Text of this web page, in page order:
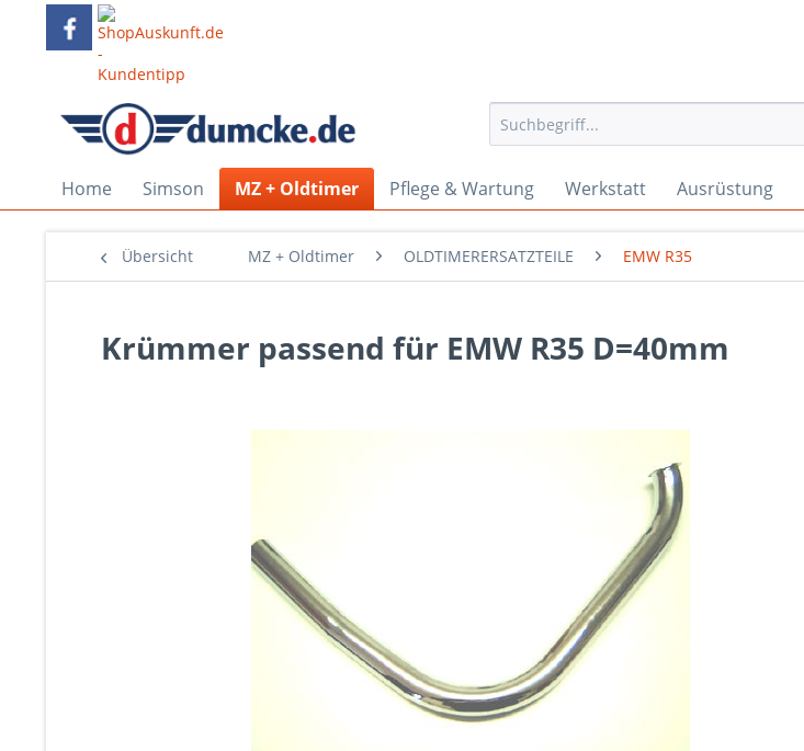
Home Simson MZ + Oldtimer Pflege & Wartung Werkstatt Ausrüstung
Übersicht MZ + Oldtimer OLDTIMERERSATZTEILE EMW R35
Krümmer passend für EMW R35 D=40mm